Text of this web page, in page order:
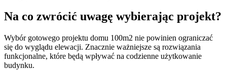
Na co zwrócić uwagę wybierając projekt?
Wybór gotowego projektu domu 100m2 nie powinien ograniczać
się do wyglądu elewacji. Znacznie ważniejsze są rozwiązania
funkcjonalne, które będą wpływać na codzienne użytkowanie
budynku.